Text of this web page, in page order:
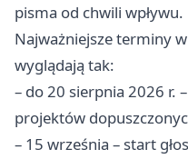
pisma od chwili wpływu.
Najważniejsze terminy
wyglądają tak:
– do 20 sierpnia 2026 r.
projektów
– 15 września – start